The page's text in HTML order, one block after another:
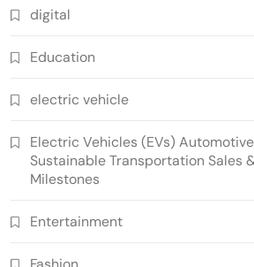
digital
Education
electric vehicle
Electric Vehicles (EVs)
Sustainable Transportation Sales
Milestones
Entertainment